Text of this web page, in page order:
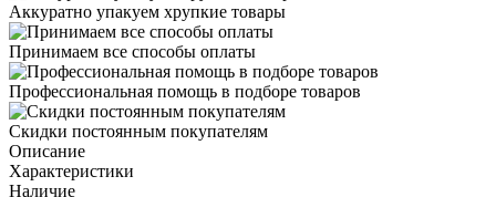
Аккуратно упакуем хрупкие товары
Принимаем все способы оплаты
Профессиональная помощь в подборе товаров
Скидки постоянным покупателям
Описание
Характеристики
Наличие